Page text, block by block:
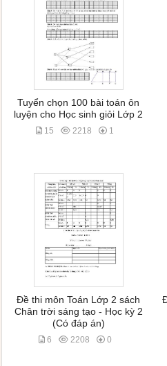
Tuyển chọn 100 bài toán ôn
luyện cho Học sinh giỏi Lớp 2
15 2218 1
Đề thi môn Toán Lớp 2 sách
Chân trời sáng tạo - Học kỳ 2
(Có đáp án)
6 2208 0